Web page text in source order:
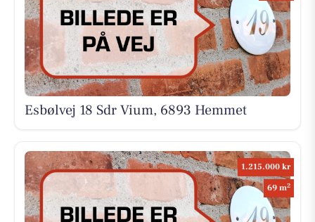
Esbølvej 18 Sdr Vium, 6893 Hemmet
1.215.000 kr
69 m2